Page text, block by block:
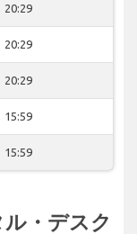
20:29
20:29
20:29
15:59
15:59
・デスク